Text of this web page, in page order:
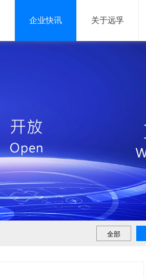
企业快讯 关于远孚
仓储管理系统
运输管理系统
网络货运系统
大数据平台
移动产品
服务案
全部